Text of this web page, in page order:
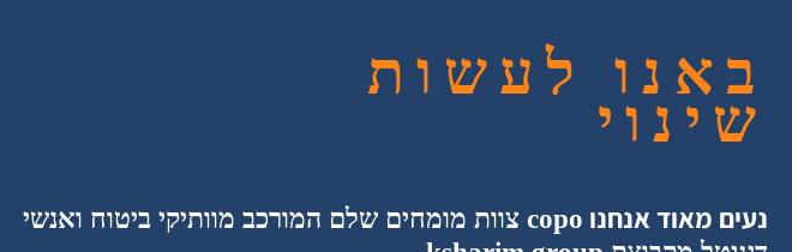
באנו לעשות
שינוי
נעים מאוד אנחנו copo צוות מומחים שלם המורכב מוותיקי ביטוח ואנשי